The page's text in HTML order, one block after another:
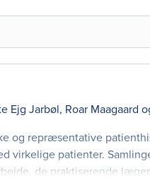
Ejg Jarbøl, Roar Maagaard
og repræsentative
virkelige patienter.
de praktiserende